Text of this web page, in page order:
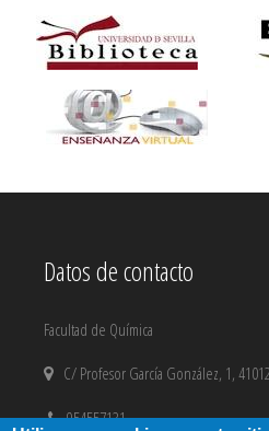
Datos de contacto
Facultad de Química
C/ Profesor García González, 1,
954557131